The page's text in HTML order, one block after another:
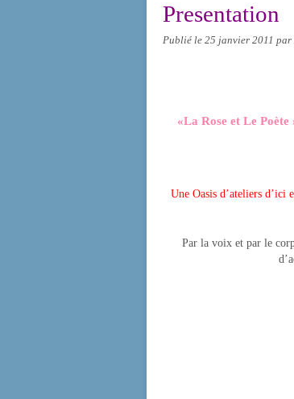
Presentation
Publié le 25 janvier 2011 par
«La Rose et Le Poète
Une Oasis d’ateliers d’ici
Par la voix et par le